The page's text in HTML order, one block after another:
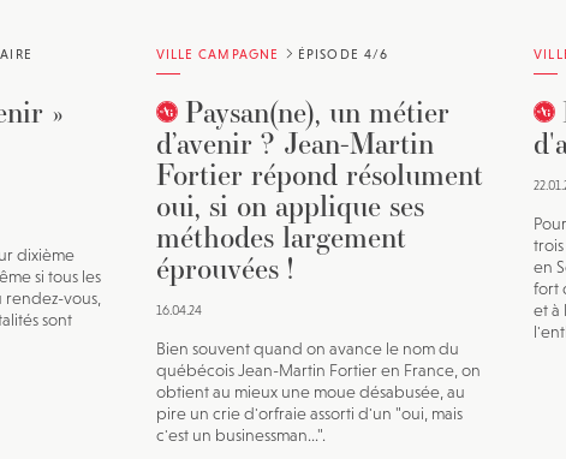
»
dixième
si tous les
rendez-vous,
sont
VILLE CAMPAGNE ÉPISODE 4/6
Paysan(ne), un métier
d’avenir ? Jean-Martin
Fortier répond résolument
oui, si on applique ses
méthodes largement
éprouvées !
16.04.24
Bien souvent quand on avance le nom du
québécois Jean-Martin Fortier en France, on
obtient au mieux une moue désabusée, au
pire un crie d'orfraie assorti d'un "oui, mais
c'est un businessman...".
en
fort
et à